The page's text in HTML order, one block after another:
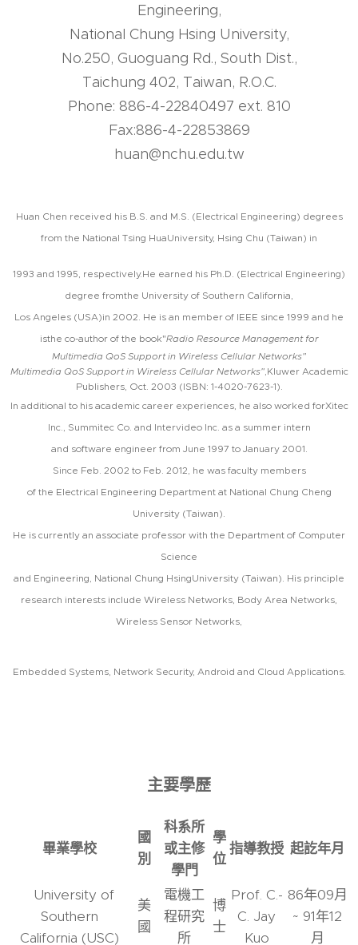
Engineering,
National Chung Hsing University,
No.250, Guoguang Rd., South Dist.,
Taichung 402, Taiwan, R.O.C.
Phone: 886-4-22840497 ext. 810
Fax:886-4-22853869
huan@nchu.edu.tw
Huan Chen received his B.S. and M.S. (Electrical Engineering) degrees
from the National Tsing HuaUniversity, Hsing Chu (Taiwan) in
1993 and 1995, respectively.He earned his Ph.D. (Electrical Engineering)
degree fromthe University of Southern California,
Los Angeles (USA)in 2002. He is an member of IEEE since 1999 and he
isthe co-author of the book"Radio Resource Management for
Multimedia QoS Support in Wireless Cellular Networks"
Multimedia QoS Support in Wireless Cellular Networks",Kluwer Academic
Publishers, Oct. 2003 (ISBN: 1-4020-7623-1).
In additional to his academic career experiences, he also worked forXitec
Inc., Summitec Co. and Intervideo Inc. as a summer intern
and software engineer from June 1997 to January 2001.
Since Feb. 2002 to Feb. 2012, he was faculty members
of the Electrical Engineering Department at National Chung Cheng
University (Taiwan).
He is currently an associate professor with the Department of Computer
Science
and Engineering, National Chung HsingUniversity (Taiwan). His principle
research interests include Wireless Networks, Body Area Networks,
Wireless Sensor Networks,
Embedded Systems, Network Security, Android and Cloud Applications.
主要學歷
畢業學校
國
別
科系所
或主修
學門
學
位
指導教授 起訖年月
University of
Southern
California (USC)
美
國
電機工
程研究
所
博
士
Prof. C.-
C. Jay
Kuo
86年09月
~ 91年12
月